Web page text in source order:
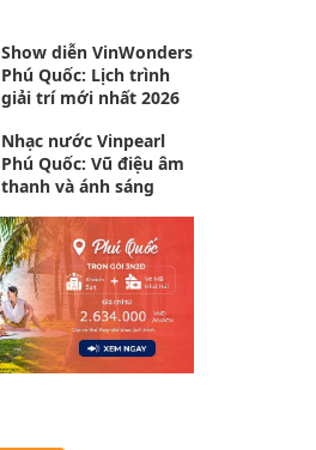
Show diễn VinWonders
Phú Quốc: Lịch trình
giải trí mới nhất 2026
Nhạc nước Vinpearl
Phú Quốc: Vũ điệu âm
thanh và ánh sáng